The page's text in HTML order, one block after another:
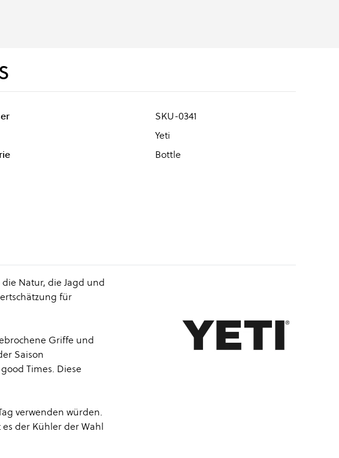
SKU-0341
Yeti
Bottle
Natur, die Jagd und
für
Griffe und
Saison
Times. Diese
verwenden würden.
der Kühler der Wahl